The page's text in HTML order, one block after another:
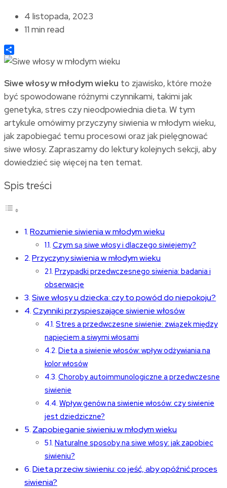
4 listopada, 2023
11 min read
Share
Siwe włosy w młodym wieku to zjawisko, które może
być spowodowane różnymi czynnikami, takimi jak
genetyka, stres czy nieodpowiednia dieta. W tym
artykule omówimy przyczyny siwienia w młodym wieku,
jak zapobiegać temu procesowi oraz jak pielęgnować
siwe włosy. Zapraszamy do lektury kolejnych sekcji, aby
dowiedzieć się więcej na ten temat.
Spis treści
Rozumienie siwienia w młodym wieku
Czym są siwe włosy i dlaczego siwiejemy?
Przyczyny siwienia w młodym wieku
Przypadki przedwczesnego siwienia: badania i
obserwacje
Siwe włosy u dziecka: czy to powód do niepokoju?
Czynniki przyspieszające siwienie włosów
Stres a przedwczesne siwienie: związek między
napięciem a siwymi włosami
Dieta a siwienie włosów: wpływ odżywiania na
kolor włosów
Choroby autoimmunologiczne a przedwczesne
siwienie
Wpływ genów na siwienie włosów: czy siwienie
jest dziedziczne?
Zapobieganie siwieniu w młodym wieku
Naturalne sposoby na siwe włosy: jak zapobiec
siwieniu?
Dieta przeciw siwieniu: co jeść, aby opóźnić proces
siwienia?